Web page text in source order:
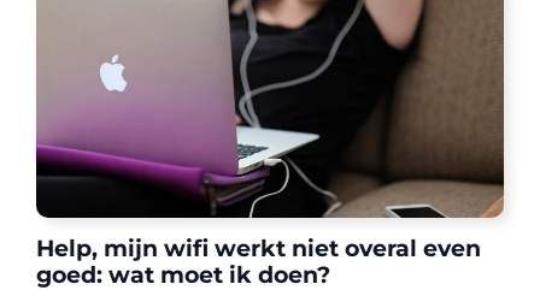
Help, mijn wifi werkt niet overal even
goed: wat moet ik doen?